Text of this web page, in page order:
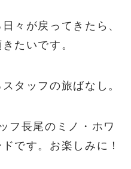
ー。実はご旅行に持
とか…